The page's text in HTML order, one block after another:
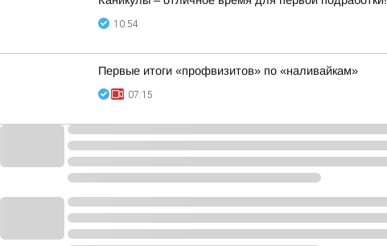
10:54
Первые итоги «профвизитов» по «наливайкам»
07:15